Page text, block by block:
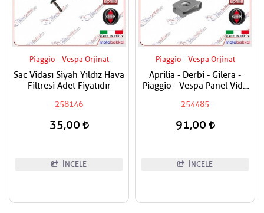
Piaggio - Vespa Orjinal
Sac Vidası Siyah Yıldız Hava
Filtresi Adet Fiyatıdır
258146
35,00
İNCELE
Piaggio - Vespa Orjinal
Aprilia - Derbi - Gilera -
Piaggio - Vespa Panel Vida
254485
91,00
İNCELE